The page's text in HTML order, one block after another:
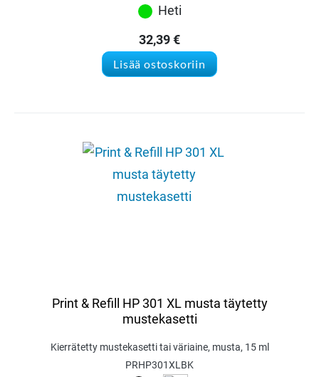
Heti
32,39€
Lisää ostoskoriin
Print & Refill HP 301 XL musta täytetty
mustekasetti
Kierrätetty mustekasetti tai väriaine, musta, 15 ml
PRHP301XLBK